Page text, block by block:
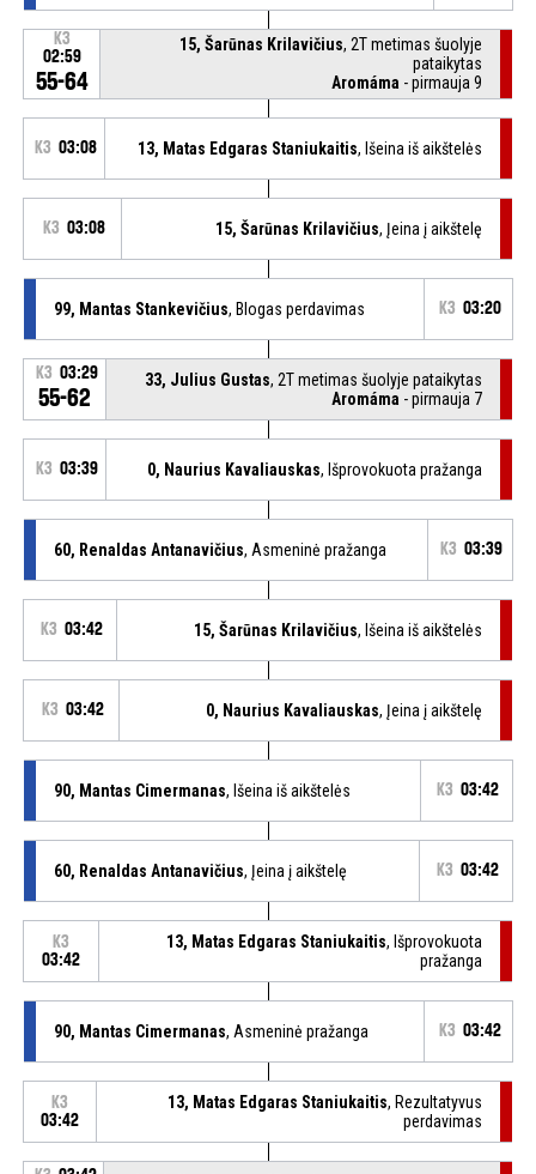
K3
02:59
55-64
15, Šarūnas Krilavičius, 2T metimas šuolyje
pataikytas
Aromáma - pirmauja 9
K3 03:08 13, Matas Edgaras Staniukaitis, Išeina iš aikštelės
K3 03:08 15, Šarūnas Krilavičius, Įeina į aikštelę
99, Mantas Stankevičius, Blogas perdavimas K3 03:20
K3 03:29
55-62
33, Julius Gustas, 2T metimas šuolyje pataikytas
Aromáma - pirmauja 7
K3 03:39 0, Naurius Kavaliauskas, Išprovokuota pražanga
60, Renaldas Antanavičius, Asmeninė pražanga K3 03:39
K3 03:42 15, Šarūnas Krilavičius, Išeina iš aikštelės
K3 03:42 0, Naurius Kavaliauskas, Įeina į aikštelę
90, Mantas Cimermanas, Išeina iš aikštelės K3 03:42
60, Renaldas Antanavičius, Įeina į aikštelę K3 03:42
K3
03:42
13, Matas Edgaras Staniukaitis, Išprovokuota
pražanga
90, Mantas Cimermanas, Asmeninė pražanga K3 03:42
K3
03:42
13, Matas Edgaras Staniukaitis, Rezultatyvus
perdavimas